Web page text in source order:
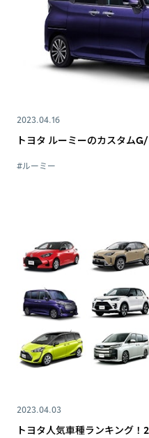
2023.04.16
トヨタ ルーミーのカスタム
#ルーミー
2023.04.03
トヨタ人気車種ランキング